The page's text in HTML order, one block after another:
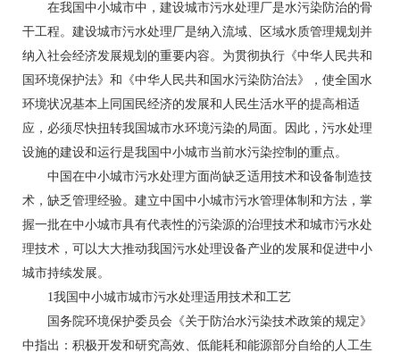
在我国中小城市中，建设城市污水处理厂是水污染防治的骨
干工程。建设城市污水处理厂是纳入流域、区域水质管理规划并
纳入社会经济发展规划的重要内容。为贯彻执行《中华人民共和
国环境保护法》和《中华人民共和国水污染防治法》，使全国水
环境状况基本上同国民经济的发展和人民生活水平的提高相适
应，必须尽快扭转我国城市水环境污染的局面。因此，污水处理
设施的建设和运行是我国中小城市当前水污染控制的重点。
中国在中小城市污水处理方面尚缺乏适用技术和设备制造技
术，缺乏管理经验。建立中国中小城市污水管理体制和方法，掌
握一批在中小城市具有代表性的污染源的治理技术和城市污水处
理技术，可以大大推动我国污水处理设备产业的发展和促进中小
城市持续发展。
1我国中小城市城市污水处理适用技术和工艺
国务院环境保护委员会《关于防治水污染技术政策的规定》
中指出：积极开发和研究高效、低能耗和能源部分自给的人工生